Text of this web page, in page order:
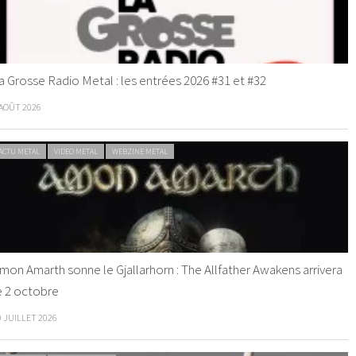
Grosse Radio Metal : les entrées 2026 #31 et #32
2026
METAL VIDEO METAL WEBZINE METAL
Amarth sonne le Gjallarhorn : The Allfather Awakens arrivera
2 octobre
JUILLET 2026